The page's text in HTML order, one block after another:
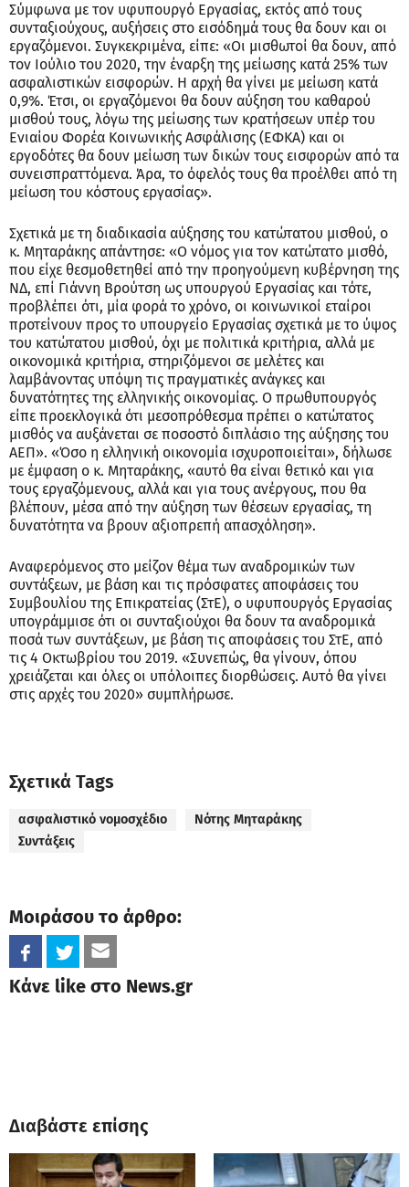
Σύμφωνα με τον υφυπουργό Εργασίας, εκτός από τους
συνταξιούχους, αυξήσεις στο εισόδημά τους θα δουν και οι
εργαζόμενοι. Συγκεκριμένα, είπε: «Οι μισθωτοί θα δουν, από
τον Ιούλιο του 2020, την έναρξη της μείωσης κατά 25% των
ασφαλιστικών εισφορών. Η αρχή θα γίνει με μείωση κατά
0,9%. Έτσι, οι εργαζόμενοι θα δουν αύξηση του καθαρού
μισθού τους, λόγω της μείωσης των κρατήσεων υπέρ του
Ενιαίου Φορέα Κοινωνικής Ασφάλισης (ΕΦΚΑ) και οι
εργοδότες θα δουν μείωση των δικών τους εισφορών από τα
συνεισπραττόμενα. Άρα, το όφελός τους θα προέλθει από τη
μείωση του κόστους εργασίας».
Σχετικά με τη διαδικασία αύξησης του κατώτατου μισθού, ο
κ. Μηταράκης απάντησε: «Ο νόμος για τον κατώτατο μισθό,
που είχε θεσμοθετηθεί από την προηγούμενη κυβέρνηση της
ΝΔ, επί Γιάννη Βρούτση ως υπουργού Εργασίας και τότε,
προβλέπει ότι, μία φορά το χρόνο, οι κοινωνικοί εταίροι
προτείνουν προς το υπουργείο Εργασίας σχετικά με το ύψος
του κατώτατου μισθού, όχι με πολιτικά κριτήρια, αλλά με
οικονομικά κριτήρια, στηριζόμενοι σε μελέτες και
λαμβάνοντας υπόψη τις πραγματικές ανάγκες και
δυνατότητες της ελληνικής οικονομίας. Ο πρωθυπουργός
είπε προεκλογικά ότι μεσοπρόθεσμα πρέπει ο κατώτατος
μισθός να αυξάνεται σε ποσοστό διπλάσιο της αύξησης του
ΑΕΠ». «Όσο η ελληνική οικονομία ισχυροποιείται», δήλωσε
με έμφαση ο κ. Μηταράκης, «αυτό θα είναι θετικό και για
τους εργαζόμενους, αλλά και για τους ανέργους, που θα
βλέπουν, μέσα από την αύξηση των θέσεων εργασίας, τη
δυνατότητα να βρουν αξιοπρεπή απασχόληση».
Αναφερόμενος στο μείζον θέμα των αναδρομικών των
συντάξεων, με βάση και τις πρόσφατες αποφάσεις του
Συμβουλίου της Επικρατείας (ΣτΕ), ο υφυπουργός Εργασίας
υπογράμμισε ότι οι συνταξιούχοι θα δουν τα αναδρομικά
ποσά των συντάξεων, με βάση τις αποφάσεις του ΣτΕ, από
τις 4 Οκτωβρίου του 2019. «Συνεπώς, θα γίνουν, όπου
χρειάζεται και όλες οι υπόλοιπες διορθώσεις. Αυτό θα γίνει
στις αρχές του 2020» συμπλήρωσε.
Σχετικά Tags
ασφαλιστικό νομοσχέδιο
Νότης Μηταράκης
Συντάξεις
Μοιράσου το άρθρο:
Κάνε like στο News.gr
Διαβάστε επίσης